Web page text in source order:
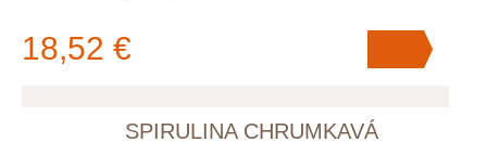
18,52 €
V košíku máteks.
SPIRULINA CHRUMKAVÁ